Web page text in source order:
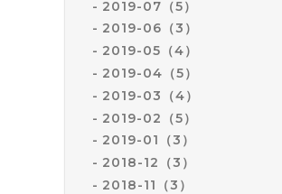
2019-07（5）
2019-06（3）
2019-05（4）
2019-04（5）
2019-03（4）
2019-02（5）
2019-01（3）
2018-12（3）
2018-11（3）